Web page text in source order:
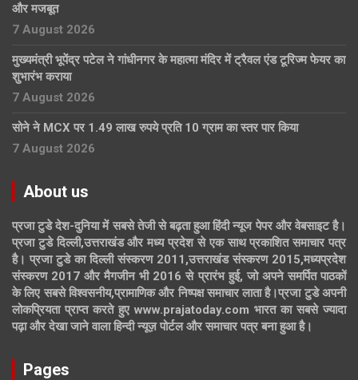
और मजबूत
7 August 2026
मुख्यमंत्री भूपेंद्र पटेल ने गांधीनगर के महात्मा मंदिर में ट्रैवल एंड टूरिज्म फेयर का
शुभारंभ कराया
7 August 2026
सोने ने MCX पर 1.49 लाख रुपये प्रति 10 ग्राम का स्तर पार किया
7 August 2026
About us
प्रजा टुडे देश-दुनिया में सबसे तेजी से बढ़ता हुआ हिंदी न्यूज पेपर और वेबसाइट है।
प्रजा टुडे दिल्ली,उत्तराखंड और मध्य प्रदेश से एक साथ प्रकाशित समाचार पत्र
है। प्रजा टुडे का दिल्ली संस्करण 2011,उत्तराखंड संस्करण 2015,मध्यप्रदेश
संस्करण 2017 और मैगजीन भी 2016 से प्रारंभ हुई, जो अपने समर्पित पाठकों
के लिए सबसे विश्वसनीय,प्रामाणिक और निष्पक्ष समाचार लाता है।प्रजा टुडे अपनी
लोकप्रियता प्राप्त करते हुए www.prajatoday.com भारत का सबसे ज्यादा
पढ़ा और देखा जाने वाला हिन्दी न्यूज़ पोर्टल और समाचार पत्र बना हुआ है।
Pages